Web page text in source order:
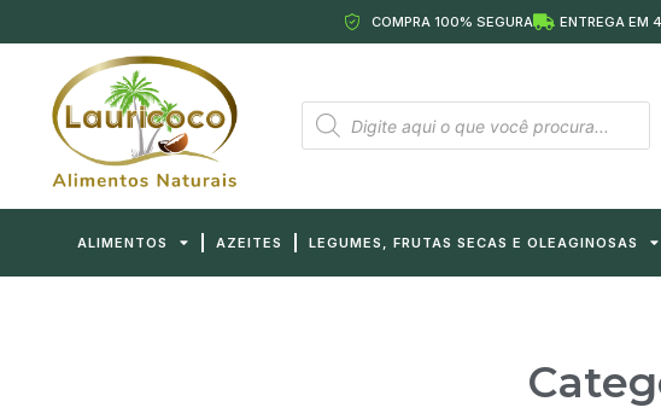
COMPRA 100% SEGURA ENTREGA EM
ALIMENTOS AZEITES LEGUMES, FRUTAS SECAS E OLEAGINOSAS